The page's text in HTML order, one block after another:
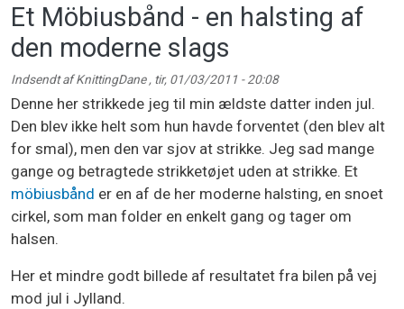
Et Möbiusbånd - en halsting af
den moderne slags
Indsendt afKnittingDane , tir, 01/03/2011 - 20:08
Denne her strikkede jeg til min ældste datter inden jul.
Den blev ikke helt som hun havde forventet (den blev alt
for smal), men den var sjov at strikke. Jeg sad mange
gange og betragtede strikketøjet uden at strikke. Et
möbiusbånd er en af de her moderne halsting, en snoet
cirkel, som man folder en enkelt gang og tager om
halsen.
Her et mindre godt billede af resultatet fra bilen på vej
mod jul i Jylland.